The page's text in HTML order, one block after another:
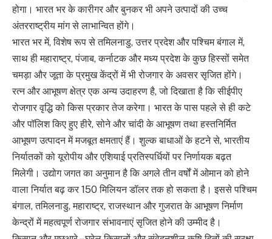
होगा। भारत भर के कारीगर और बुनकर भी अपने उत्पादों की उच्च
अंतरराष्ट्रीय मांग से लाभान्वित होंगे।
भारत भर में, विशेष रूप से तमिलनाडु, उत्तर प्रदेश और पश्चिम बंगाल में,
साथ ही महाराष्ट्र, पंजाब, कर्नाटक और मध्य प्रदेश के कुछ हिस्सों समेत
चमड़ा और जूता के प्रमुख केंद्रों में भी रोजगार के अवसर सृजित होंगे।
रत्न और आभूषण क्षेत्र एक अन्य उदाहरण है, जो दिखाता है कि सीईपीए
रोजगार वृद्धि को किस प्रकार तेज करेगा। भारत के पास पहले से ही कटे
और पॉलिश किए हुए हीरे, सोने और चांदी के आभूषण तथा हस्तनिर्मित
आभूषण उत्पादन में मजबूत क्षमताएं हैं। शुल्क बाधाओं के हटने से, भारतीय
निर्यातकों को यूरोपीय और एशियाई प्रतिस्पर्धियों पर निर्णायक बढ़त
मिलेगी। उद्योग जगत का अनुमान है कि अगले तीन वर्षों में ओमान को होने
वाला निर्यात बढ़ कर 150 मिलियन डॉलर तक हो सकता है। इससे पश्चिम
बंगाल, तमिलनाडु, महाराष्ट्र, राजस्थान और गुजरात के आभूषण निर्माण
केन्द्रों में महत्वपूर्ण रोजगार संभावनाएं सृजित होने की उम्मीद है।